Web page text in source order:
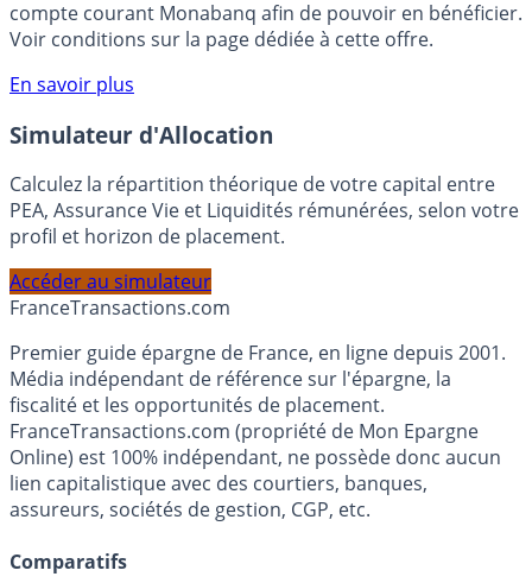
votre épargne, auprès de Monabanq, via le compte
rémunéré Rentabilis. Il n’est pas nécessaire d’ouvrir un
Voir conditions sur la page dédiée à cette offre.
En savoir plus
Simulateur d'Allocation
Calculez la répartition théorique de votre capital entre
profil et horizon de placement.
FranceTransactions.com
Premier guide épargne de France, en ligne depuis 2001.
Média indépendant de référence sur l'épargne, la
fiscalité et les opportunités de placement.
FranceTransactions.com (propriété de Mon Epargne
Online) est 100% indépendant, ne possède donc aucun
assureurs, sociétés de gestion, CGP, etc.